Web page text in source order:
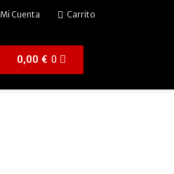
Mi Cuenta Carrito
0,00€ 0